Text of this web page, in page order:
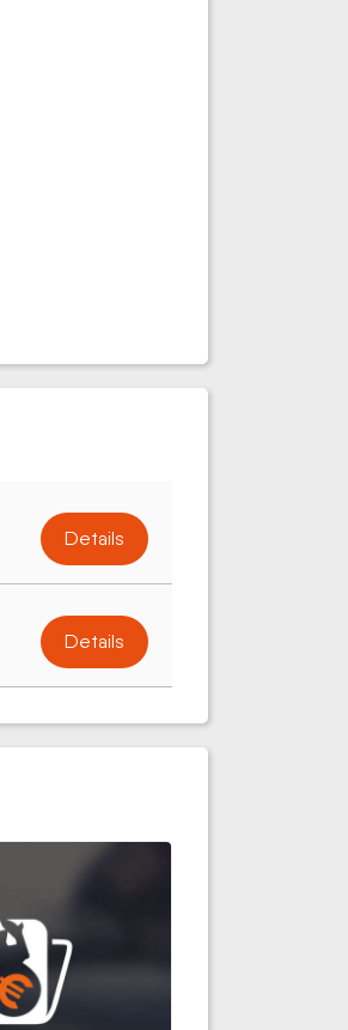
Details
Details